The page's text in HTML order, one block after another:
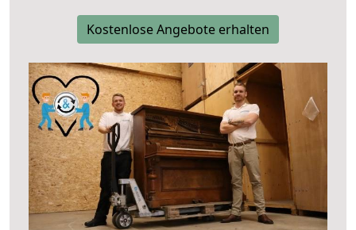
Kostenlose Angebote erhalten